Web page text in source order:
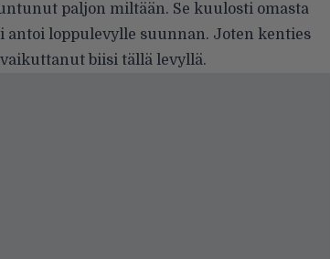
paljon miltään. Se kuulosti omasta
antoi loppulevylle suunnan. Joten kenties
biisi tällä levyllä.